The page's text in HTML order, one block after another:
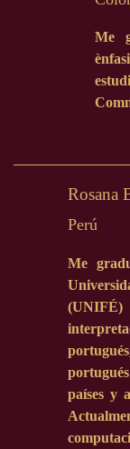
Me
Rosana
Perú
Me
(UNIFÉ)
países y